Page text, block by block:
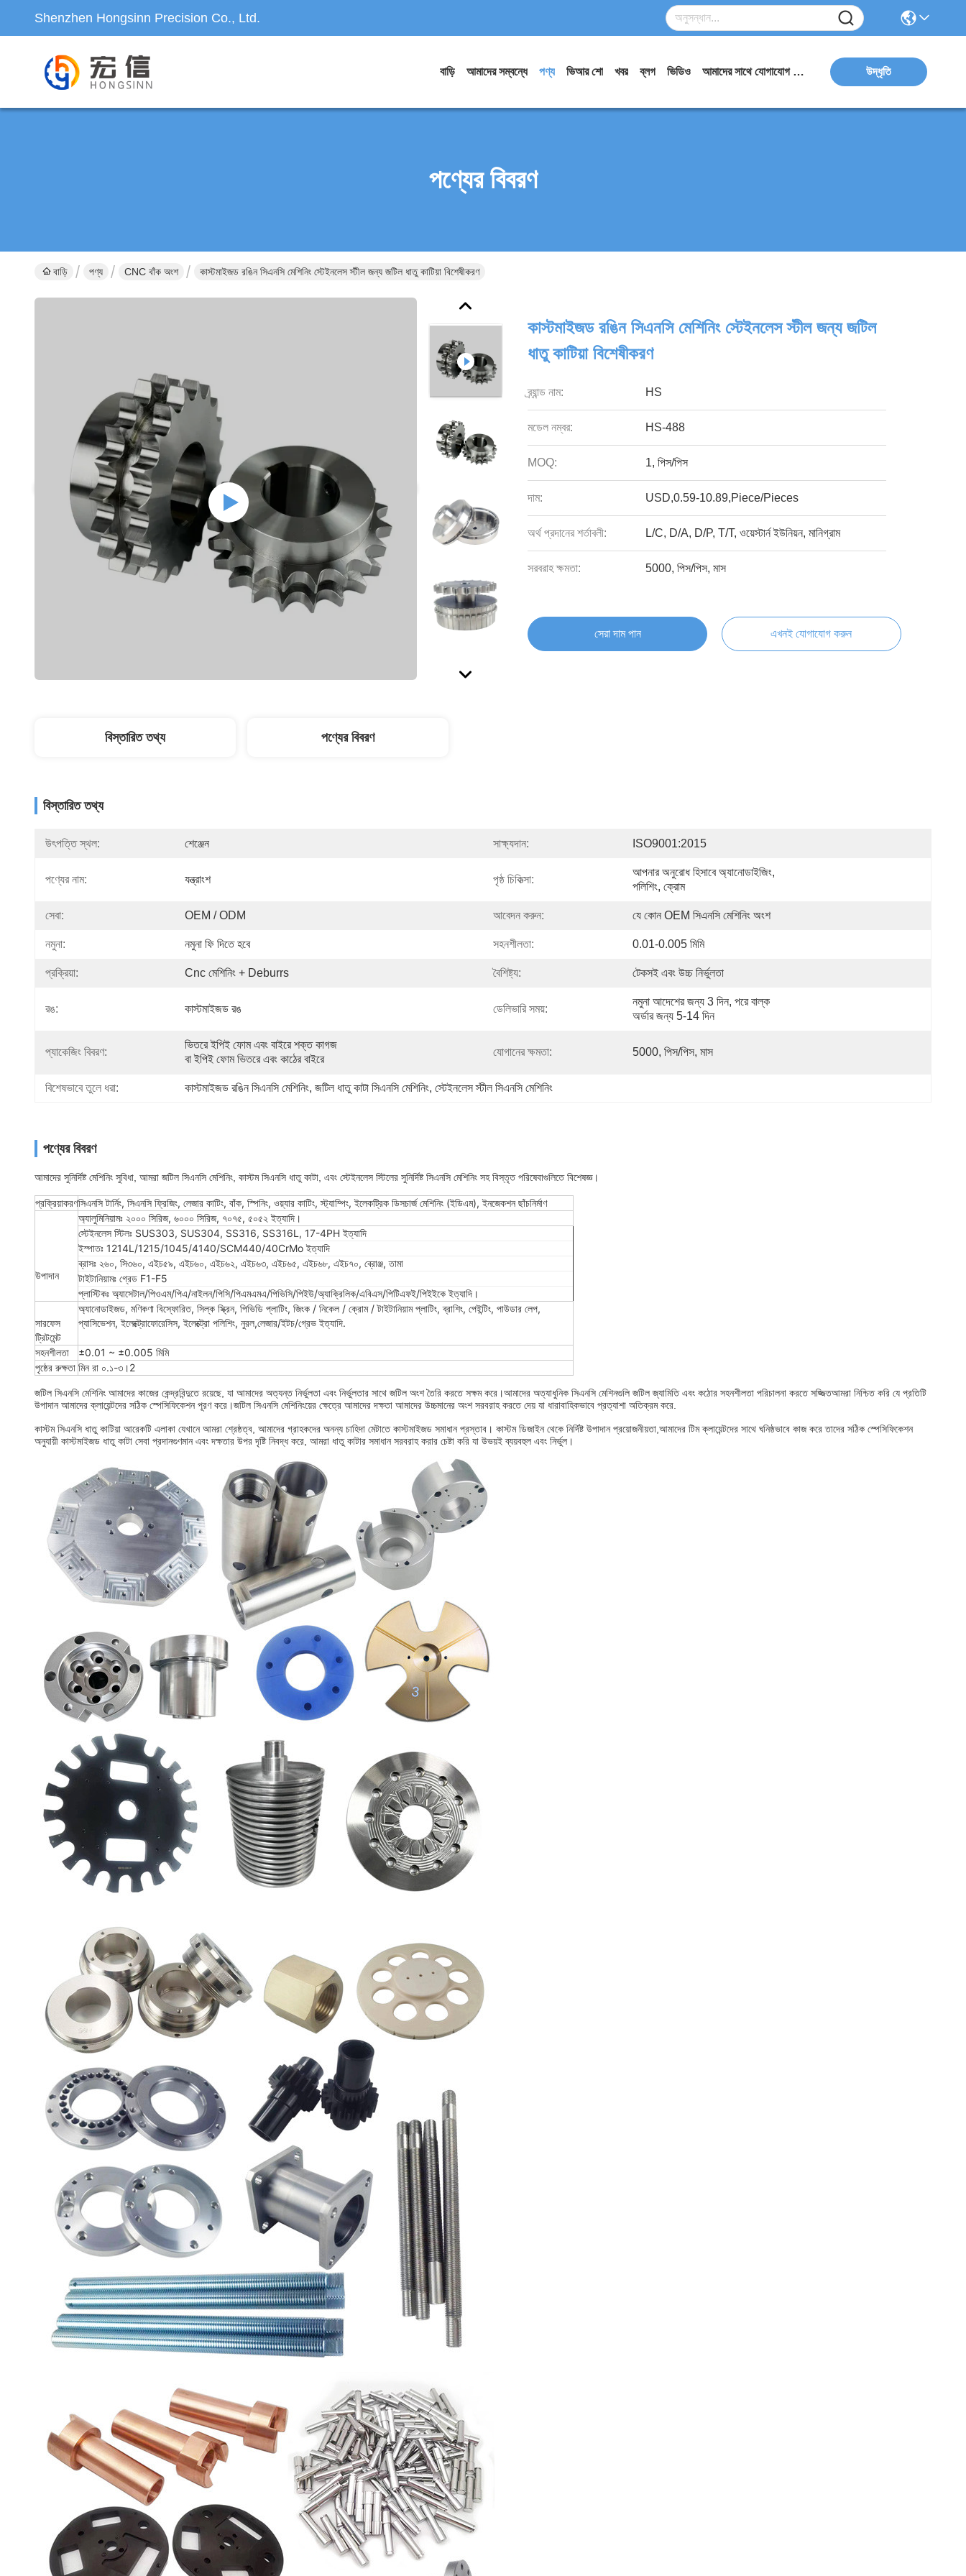
Shenzhen Hongsinn Precision Co., Ltd.
বাড়ি আমাদের সম্বন্ধে পণ্য ভিআর শো খবর ব্লগ ভিডিও আমাদের সাথে যোগাযোগ করুন উদ্ধৃতি
পণ্যের বিবরণ
বাড়ি পণ্য CNC বাঁক অংশ কাস্টমাইজড রঙিন সিএনসি মেশিনিং স্টেইনলেস স্টীল জন্য জটিল ধাতু কাটিয়া বিশেষীকরণ
কাস্টমাইজড রঙিন সিএনসি মেশিনিং স্টেইনলেস স্টীল জন্য জটিল
ধাতু কাটিয়া বিশেষীকরণ
ব্র্যান্ড নাম: HS
মডেল নম্বর: HS-488
MOQ: 1, পিস/পিস
দাম: USD,0.59-10.89,Piece/Pieces
অর্থ প্রদানের শর্তাবলী: L/C, D/A, D/P, T/T, ওয়েস্টার্ন ইউনিয়ন, মানিগ্রাম
সরবরাহ ক্ষমতা: 5000, পিস/পিস, মাস
সেরা দাম পান এখনই যোগাযোগ করুন
বিস্তারিত তথ্য পণ্যের বিবরণ
বিস্তারিত তথ্য
উৎপত্তি স্থল: শেঞ্জেন সাক্ষ্যদান: ISO9001:2015
পণ্যের নাম: যন্ত্রাংশ পৃষ্ঠ চিকিত্সা:
আপনার অনুরোধ হিসাবে অ্যানোডাইজিং,
পলিশিং, ক্রোম
সেবা: OEM / ODM আবেদন করুন: যে কোন OEM সিএনসি মেশিনিং অংশ
নমুনা: নমুনা ফি দিতে হবে সহনশীলতা: 0.01-0.005 মিমি
প্রক্রিয়া: Cnc মেশিনিং + Deburrs বৈশিষ্ট্য: টেকসই এবং উচ্চ নির্ভুলতা
রঙ: কাস্টমাইজড রঙ ডেলিভারি সময়:
নমুনা আদেশের জন্য 3 দিন, পরে বাল্ক
অর্ডার জন্য 5-14 দিন
প্যাকেজিং বিবরণ:
ভিতরে ইপিই ফোম এবং বাইরে শক্ত কাগজ
বা ইপিই ফোম ভিতরে এবং কাঠের বাইরে
যোগানের ক্ষমতা: 5000, পিস/পিস, মাস
বিশেষভাবে তুলে ধরা: কাস্টমাইজড রঙিন সিএনসি মেশিনিং, জটিল ধাতু কাটা সিএনসি মেশিনিং, স্টেইনলেস স্টীল সিএনসি মেশিনিং
পণ্যের বিবরণ
আমাদের সুনির্দিষ্ট মেশিনিং সুবিধা, আমরা জটিল সিএনসি মেশিনিং, কাস্টম সিএনসি ধাতু কাটা, এবং স্টেইনলেস স্টিলের সুনির্দিষ্ট সিএনসি মেশিনিং সহ বিস্তৃত পরিষেবাগুলিতে বিশেষজ্ঞ।
প্রক্রিয়াকরণসিএনসি টার্নিং, সিএনসি ফ্রিজিং, লেজার কাটিং, বাঁক, স্পিনিং, ওয়্যার কাটিং, স্ট্যাম্পিং, ইলেকট্রিক ডিসচার্জ মেশিনিং (ইডিএম), ইনজেকশন ছাঁচনির্মাণ
উপাদান
অ্যালুমিনিয়ামঃ ২০০০ সিরিজ, ৬০০০ সিরিজ, ৭০৭৫, ৫০৫২ ইত্যাদি।
স্টেইনলেস স্টিলঃ SUS303, SUS304, SS316, SS316L, 17-4PH ইত্যাদি
ইস্পাতঃ 1214L/1215/1045/4140/SCM440/40CrMo ইত্যাদি
ব্রাসঃ ২৬০, সি৩৬০, এইচ৫৯, এইচ৬০, এইচ৬২, এইচ৬৩, এইচ৬৫, এইচ৬৮, এইচ৭০, ব্রোঞ্জ, তামা
টাইটানিয়ামঃ গ্রেড F1-F5
প্লাস্টিকঃ অ্যাসেটাল/পিওএম/পিএ/নাইলন/পিসি/পিএমএমএ/পিভিসি/পিইউ/অ্যাক্রিলিক/এবিএস/পিটিএফই/পিইইকে ইত্যাদি।
সারফেস
ট্রিটমেন্ট
অ্যানোডাইজড, মণিকণা বিস্ফোরিত, সিল্ক স্ক্রিন, পিভিডি প্লাটিং, জিংক / নিকেল / ক্রোম / টাইটানিয়াম প্লাটিং, ব্রাশিং, পেইন্টিং, পাউডার লেপ,
প্যাসিভেশন, ইলেক্ট্রোফোরেসিস, ইলেক্ট্রো পলিশিং, নুরল,লেজার/ইটচ/গ্রেভ ইত্যাদি.
সহনশীলতা
±0.01 ~ ±0.005 মিমি
পৃষ্ঠের রুক্ষতা মিন রা ০.১-৩।2
জটিল সিএনসি মেশিনিং আমাদের কাজের কেন্দ্রবিন্দুতে রয়েছে, যা আমাদের অত্যন্ত নির্ভুলতা এবং নির্ভুলতার সাথে জটিল অংশ তৈরি করতে সক্ষম করে।আমাদের অত্যাধুনিক সিএনসি মেশিনগুলি জটিল জ্যামিতি এবং কঠোর সহনশীলতা পরিচালনা করতে সজ্জিতআমরা নিশ্চিত করি যে প্রতিটি
উপাদান আমাদের ক্লায়েন্টদের সঠিক স্পেসিফিকেশন পূরণ করে।জটিল সিএনসি মেশিনিংয়ের ক্ষেত্রে আমাদের দক্ষতা আমাদের উচ্চমানের অংশ সরবরাহ করতে দেয় যা ধারাবাহিকভাবে প্রত্যাশা অতিক্রম করে.
কাস্টম সিএনসি ধাতু কাটিয়া আরেকটি এলাকা যেখানে আমরা শ্রেষ্ঠত্ব, আমাদের গ্রাহকদের অনন্য চাহিদা মেটাতে কাস্টমাইজড সমাধান প্রস্তাব। কাস্টম ডিজাইন থেকে নির্দিষ্ট উপাদান প্রয়োজনীয়তা,আমাদের টিম ক্লায়েন্টদের সাথে ঘনিষ্ঠভাবে কাজ করে তাদের সঠিক স্পেসিফিকেশন
অনুযায়ী কাস্টমাইজড ধাতু কাটা সেবা প্রদানগুণমান এবং দক্ষতার উপর দৃষ্টি নিবদ্ধ করে, আমরা ধাতু কাটার সমাধান সরবরাহ করার চেষ্টা করি যা উভয়ই ব্যয়বহুল এবং নির্ভুল।